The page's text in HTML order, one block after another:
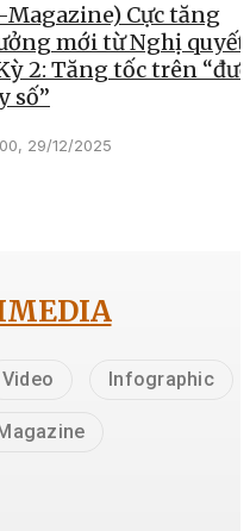
Magazine) Cực tăng
mới từ Nghị quyết
2: Tăng tốc trên
số”
29/12/2025
Video Infographic